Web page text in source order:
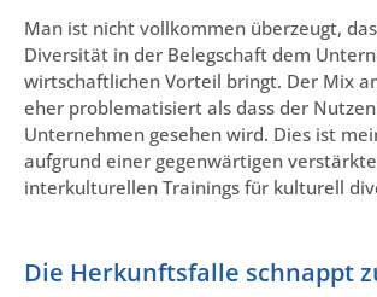
Man ist nicht vollkommen überzeugt,
Diversität in der Belegschaft dem
wirtschaftlichen Vorteil bringt. Der Mix
eher problematisiert als dass der
Unternehmen gesehen wird. Dies ist
aufgrund einer gegenwärtigen
interkulturellen Trainings für kulturell
Die Herkunftsfalle schnappt